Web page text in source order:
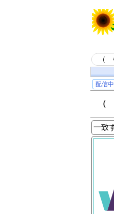
配信中
（
一致